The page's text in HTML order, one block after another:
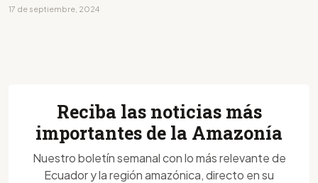
17 de septiembre, 2024
Reciba las noticias más
importantes de la Amazonía
Nuestro boletín semanal con lo más relevante de
Ecuador y la región amazónica, directo en su